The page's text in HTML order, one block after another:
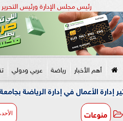
رئيس مجلس الإدارة ورئيس التحرير
أهم الأخبار رياضة عربي ودولي
في إدارة الرياضة بجامعة إسلسكا
منوعات الأحد، 16 فبراير 2025